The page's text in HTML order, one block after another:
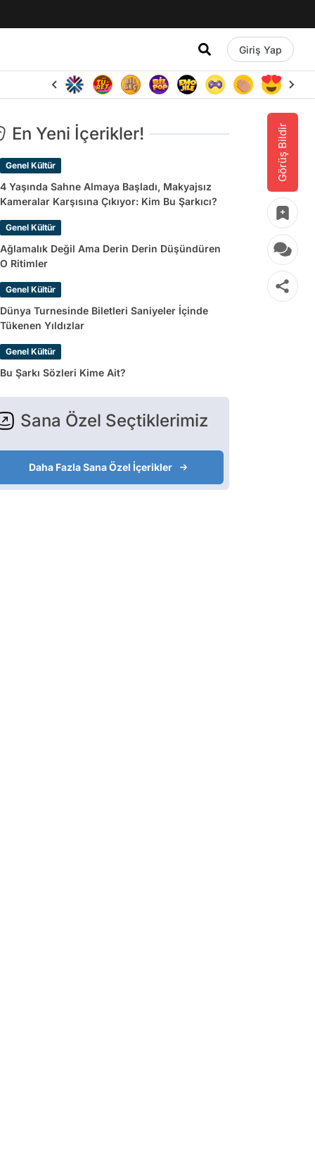
Giriş Yap
Görüş Bildir
En Yeni İçerikler!
Genel Kültür
4 Yaşında Sahne Almaya Başladı, Makyajsız
Kameralar Karşısına Çıkıyor: Kim Bu Şarkıcı?
Genel Kültür
Ağlamalık Değil Ama Derin Derin Düşündüren
O Ritimler
Genel Kültür
Dünya Turnesinde Biletleri Saniyeler İçinde
Tükenen Yıldızlar
Genel Kültür
Bu Şarkı Sözleri Kime Ait?
Sana Özel Seçtiklerimiz
Daha Fazla Sana Özel İçerikler